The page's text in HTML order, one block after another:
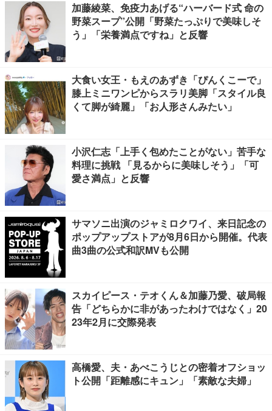
加藤綾菜、免疫力あげる“ハーバード式 命の
野菜スープ”公開「野菜たっぷりで美味しそ
う」「栄養満点ですね」と反響
大食い女王・もえのあずき「ぴんくこーで」
膝上ミニワンピからスラリ美脚「スタイル良
くて脚が綺麗」「お人形さんみたい」
小沢仁志「上手く包めたことがない」苦手な
料理に挑戦 「見るからに美味しそう」「可
愛さ満点」と反響
サマソニ出演のジャミロクワイ、来日記念の
ポップアップストアが8月6日から開催。代表
曲3曲の公式和訳MVも公開
スカイピース・テオくん＆加藤乃愛、破局報
告「どちらかに非があったわけではなく」20
23年2月に交際発表
高橋愛、夫・あべこうじとの密着オフショッ
ト公開「距離感にキュン」「素敵な夫婦」